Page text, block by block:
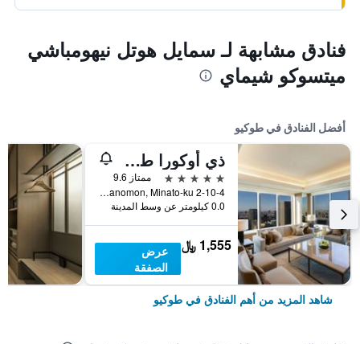
فنادق مشابهة لـ سمايل هوتل نيهومباشي
ميتسوكو شيماي
أفضل الفنادق في طوكيو
ذي أوكورا طوكيو
5 نجوم
ممتاز 9.6
2-10-4 Toranomon, Minato-ku, طوكيو, اليابان
0.0 كيلومتر عن وسط المدينة
1,555 ﷼
عرض
الصفقة
شاهد المزيد من أهم الفنادق في طوكيو